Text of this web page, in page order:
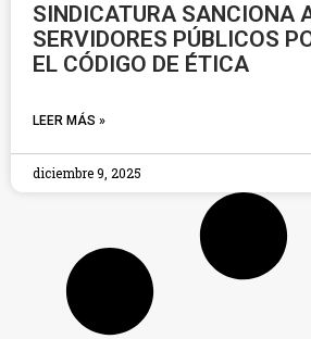
SINDICATURA SANCIONA
SERVIDORES PÚBLICOS
EL CÓDIGO DE ÉTICA
LEER MÁS »
diciembre 9, 2025